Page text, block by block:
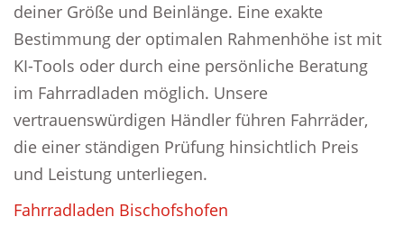
deiner Größe und Beinlänge. Eine exakte
Bestimmung der optimalen Rahmenhöhe ist mit
KI-Tools oder durch eine persönliche Beratung
im Fahrradladen möglich. Unsere
vertrauenswürdigen Händler führen Fahrräder,
die einer ständigen Prüfung hinsichtlich Preis
und Leistung unterliegen.
Fahrradladen Bischofshofen